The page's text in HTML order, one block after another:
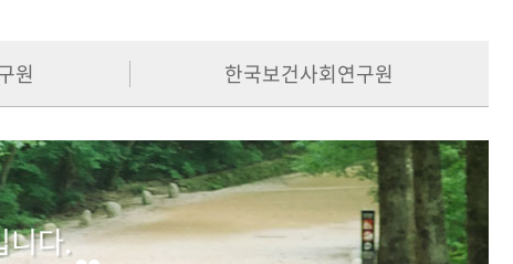
세계와 함께 한 KIHASA
원 한국보건사회연구원
니다.